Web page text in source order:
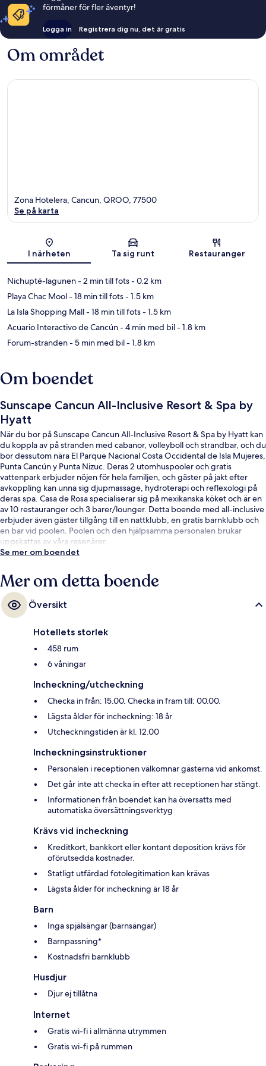
förmåner för fler äventyr!
Logga in Registrera dig nu, det är gratis
Om området
Karta
Zona Hotelera, Cancun, QROO, 77500
Se på karta
I närheten Ta sig runt Restauranger
Nichupté-lagunen- 2 min till fots- 0.2 km
Playa Chac Mool- 18 min till fots- 1.5 km
La Isla Shopping Mall- 18 min till fots- 1.5 km
Acuario Interactivo de Cancún- 4 min med bil- 1.8 km
Forum-stranden- 5 min med bil- 1.8 km
Om boendet
Sunscape Cancun All-Inclusive Resort & Spa by
Hyatt
När du bor på Sunscape Cancun All-Inclusive Resort & Spa by Hyatt kan
du koppla av på stranden med cabanor, volleyboll och strandbar, och du
bor dessutom nära El Parque Nacional Costa Occidental de Isla Mujeres,
Punta Cancún y Punta Nizuc. Deras 2 utomhuspooler och gratis
vattenpark erbjuder nöjen för hela familjen, och gäster på jakt efter
avkoppling kan unna sig djupmassage, hydroterapi och reflexologi på
deras spa. Casa de Rosa specialiserar sig på mexikanska köket och är en
av 10 restauranger och 3 barer/lounger. Detta boende med all-inclusive
erbjuder även gäster tillgång till en nattklubb, en gratis barnklubb och
en bar vid poolen. Poolen och den hjälpsamma personalen brukar
uppskattas av våra resenärer.
Se mer om boendet
Mer om detta boende
Översikt
Hotellets storlek
458 rum
6 våningar
Incheckning/utcheckning
Checka in från: 15.00. Checka in fram till: 00.00.
Lägsta ålder för incheckning: 18 år
Utcheckningstiden är kl. 12.00
Incheckningsinstruktioner
Personalen i receptionen välkomnar gästerna vid ankomst.
Det går inte att checka in efter att receptionen har stängt.
Informationen från boendet kan ha översatts med
automatiska översättningsverktyg
Krävs vid incheckning
Kreditkort, bankkort eller kontant deposition krävs för
oförutsedda kostnader.
Statligt utfärdad fotolegitimation kan krävas
Lägsta ålder för incheckning är 18 år
Barn
Inga spjälsängar (barnsängar)
Barnpassning*
Kostnadsfri barnklubb
Husdjur
Djur ej tillåtna
Internet
Gratis wi-fi i allmänna utrymmen
Gratis wi-fi på rummen